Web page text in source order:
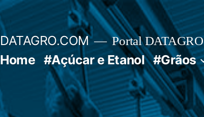
DATAGRO.COM Portal DATAGRO
Home #Açúcar e Etanol #Grãos